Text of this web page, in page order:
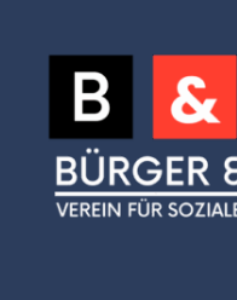
Inhalt
springen